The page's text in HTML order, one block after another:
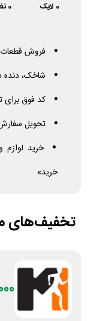
0 لایک 0
فروش قطعات همزن
شاخک، دنده
کد فوق برای
تحویل
خرید
خرید»
تخفیف‌های